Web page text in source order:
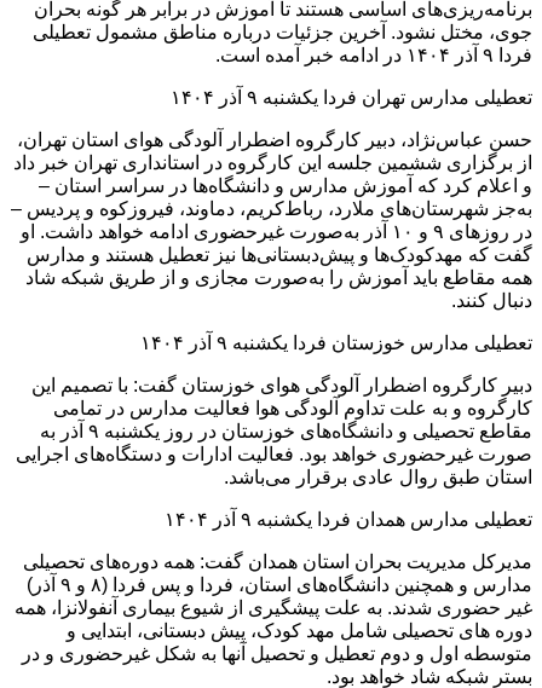
برنامه‌ریزی‌های اساسی هستند تا آموزش در برابر هر گونه بحران
جوی، مختل نشود. آخرین جزئیات درباره مناطق مشمول تعطیلی
فردا ۹ آذر ۱۴۰۴ در ادامه خبر آمده است.
تعطیلی مدارس تهران فردا یکشنبه ۹ آذر ۱۴۰۴
حسن عباس‌نژاد، دبیر کارگروه اضطرار آلودگی هوای استان تهران،
از برگزاری ششمین جلسه این کارگروه در استانداری تهران خبر داد
و اعلام کرد که آموزش مدارس و دانشگاه‌ها در سراسر استان –
به‌جز شهرستان‌های ملارد، رباط‌کریم، دماوند، فیروزکوه و پردیس –
در روز‌های ۹ و ۱۰ آذر به‌صورت غیرحضوری ادامه خواهد داشت. او
گفت که مهدکودک‌ها و پیش‌دبستانی‌ها نیز تعطیل هستند و مدارس
همه مقاطع باید آموزش را به‌صورت مجازی و از طریق شبکه شاد
دنبال کنند.
تعطیلی مدارس خوزستان فردا یکشنبه ۹ آذر ۱۴۰۴
دبیر کارگروه اضطرار آلودگی هوای خوزستان گفت: با تصمیم این
کارگروه و به علت تداوم آلودگی هوا فعالیت مدارس در تمامی
مقاطع تحصیلی و دانشگاه‌های خوزستان در روز‌ یکشنبه ۹ آذر به
صورت غیرحضوری خواهد بود. فعالیت ادارات و دستگاه‌های اجرایی
استان طبق روال عادی برقرار می‌باشد.
تعطیلی مدارس همدان فردا یکشنبه ۹ آذر ۱۴۰۴
مدیرکل مدیریت بحران استان همدان گفت: همه دوره‌های تحصیلی
مدارس و همچنین دانشگاه‌های استان، فردا و پس فردا (۸ و ۹ آذر)
غیر حضوری شدند. به علت پیشگیری از شیوع بیماری آنفولانزا، همه
دوره های تحصیلی شامل مهد کودک، پیش دبستانی، ابتدایی و
متوسطه اول و دوم تعطیل و تحصیل آنها به شکل غیرحضوری و در
بستر شبکه شاد خواهد بود.